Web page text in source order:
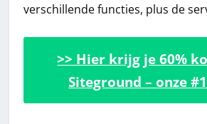
verschillende functies, plus de
>> Hier krijg je 60%
Siteground – onze